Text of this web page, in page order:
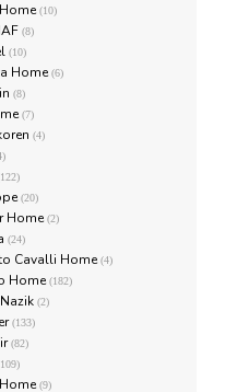
(10)
(8)
(10)
Home(6)
(8)
(7)
(4)
(20)
Home(2)
(24)
Cavalli Home(4)
Home(182)
(2)
(133)
(82)
(9)